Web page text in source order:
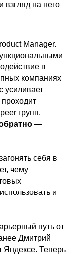
взгляд на него
Manager.
в
компаниях
усиливает
групп.
—
себя в
чему
и
путь от
Дмитрий
Яндексе. Теперь